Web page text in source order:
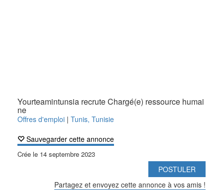
Yourteamintunsia recrute Chargé(e) ressource humai
ne
Offres d'emploi | Tunis, Tunisie
Sauvegarder cette annonce
Crée le 14 septembre 2023
POSTULER
Partagez et envoyez cette annonce à vos amis !